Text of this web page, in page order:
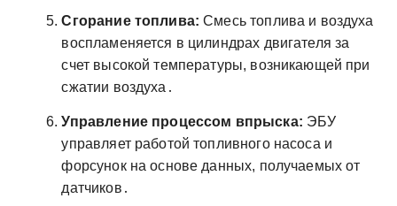
Сгорание топлива: Смесь топлива и воздуха
воспламеняется в цилиндрах двигателя за
счет высокой температуры, возникающей при
сжатии воздуха․
Управление процессом впрыска: ЭБУ
управляет работой топливного насоса и
форсунок на основе данных, получаемых от
датчиков․